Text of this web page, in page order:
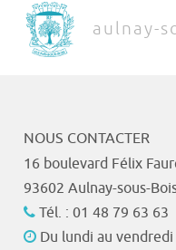
aulnay-
NOUS CONTACTER
16 boulevard Félix
93602 Aulnay-sous-
Tél. : 01 48 79 63 63
Du lundi au